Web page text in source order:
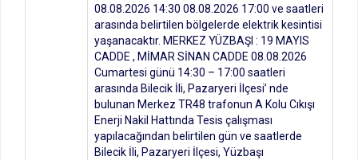
08.08.2026 14:30 08.08.2026 17:00 ve saatleri
arasında belirtilen bölgelerde elektrik kesintisi
yaşanacaktır. MERKEZ YÜZBAŞI : 19 MAYIS
CADDE , MİMAR SİNAN CADDE 08.08.2026
Cumartesi günü 14:30 – 17:00 saatleri
arasında Bilecik İli, Pazaryeri İlçesi’ nde
bulunan Merkez TR48 trafonun A Kolu Cıkışı
Enerji Nakil Hattında Tesis çalışması
yapılacağından belirtilen gün ve saatlerde
Bilecik İli, Pazaryeri İlçesi, Yüzbaşı